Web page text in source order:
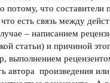
потому, что составители
есть связь между
– написанием
статьи) и причиной
выполнением
автора произведения